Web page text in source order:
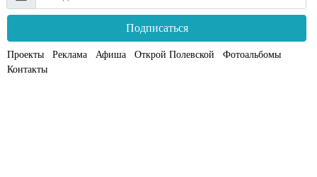
Подписаться
Проекты Реклама Афиша Открой Полевской
Фотоальбомы
Контакты